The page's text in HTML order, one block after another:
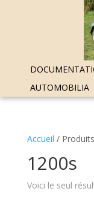
AUTOMOBILIA
Accueil /
1200s
Voici le seul